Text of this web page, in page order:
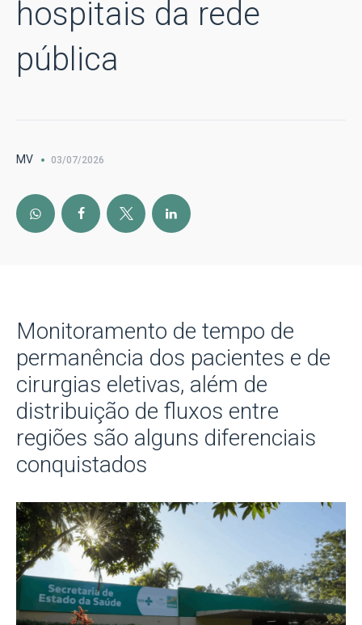
hospitais da rede
pública
MV 03/07/2026
Monitoramento de tempo de
permanência dos pacientes e de
cirurgias eletivas, além de
distribuição de fluxos entre
regiões são alguns diferenciais
conquistados